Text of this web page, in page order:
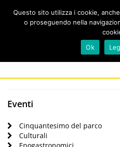
Eventi
Cinquantesimo del parco
Culturali
Questo sito utilizza i cookie,
o proseguendo nella
Ok